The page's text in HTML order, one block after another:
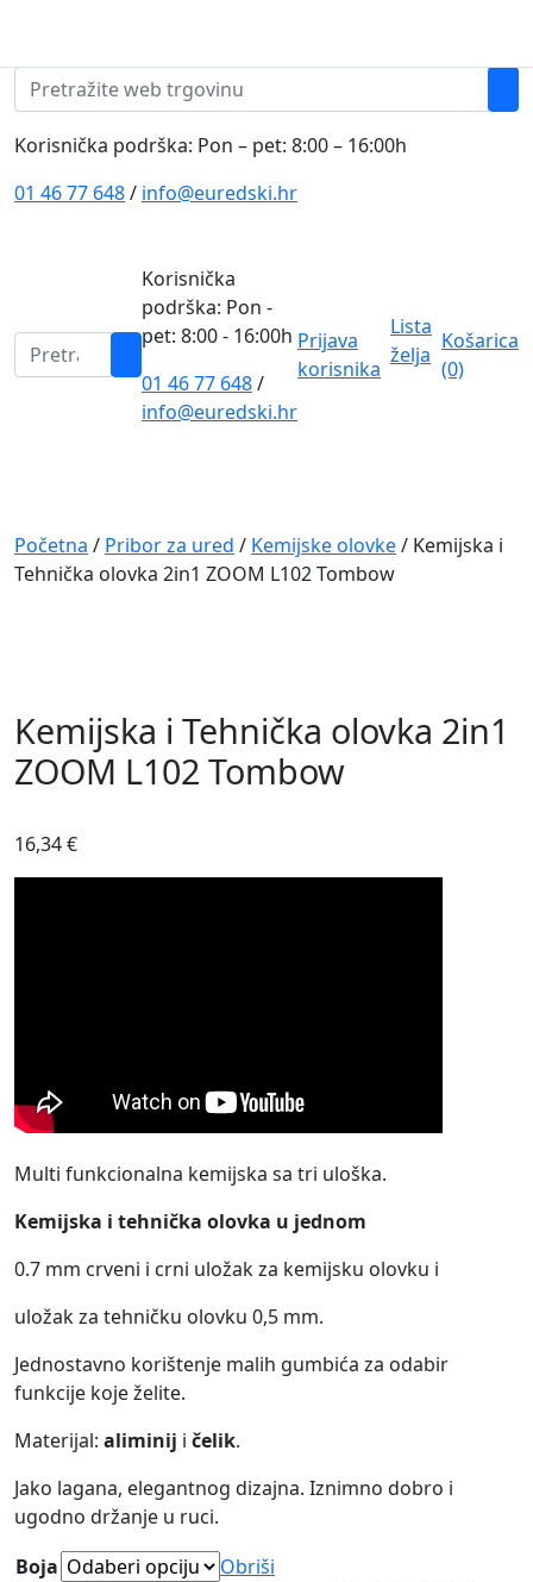
Pretraži:
Korisnička podrška: Pon – pet: 8:00 – 16:00h
01 46 77 648/ info@euredski.hr
Pretraži:
Korisnička
podrška: Pon -
pet: 8:00 - 16:00h
01 46 77 648/
info@euredski.hr
Prijava
korisnika
Lista
želja
Košarica
(0)
Navigation
Početna / Pribor za ured / Kemijske olovke/ Kemijska i
Tehnička olovka 2in1 ZOOM L102 Tombow
Kemijska i Tehnička olovka 2in1
ZOOM L102 Tombow
16,34€
Multi funkcionalna kemijska sa tri uloška.
Kemijska i tehnička olovka u jednom
0.7 mm crveni i crni uložak za kemijsku olovku i
uložak za tehničku olovku 0,5 mm.
Jednostavno korištenje malih gumbića za odabir
funkcije koje želite.
Materijal: aliminij i čelik.
Jako lagana, elegantnog dizajna. Iznimno dobro i
ugodno držanje u ruci.
Boja
Obriši